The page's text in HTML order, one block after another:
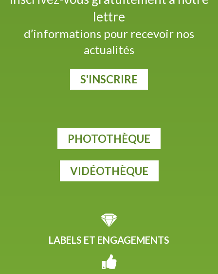
lettre
d’informations pour recevoir nos
actualités
S'INSCRIRE
PHOTOTHÈQUE
VIDÉOTHÈQUE
LABELS ET ENGAGEMENTS